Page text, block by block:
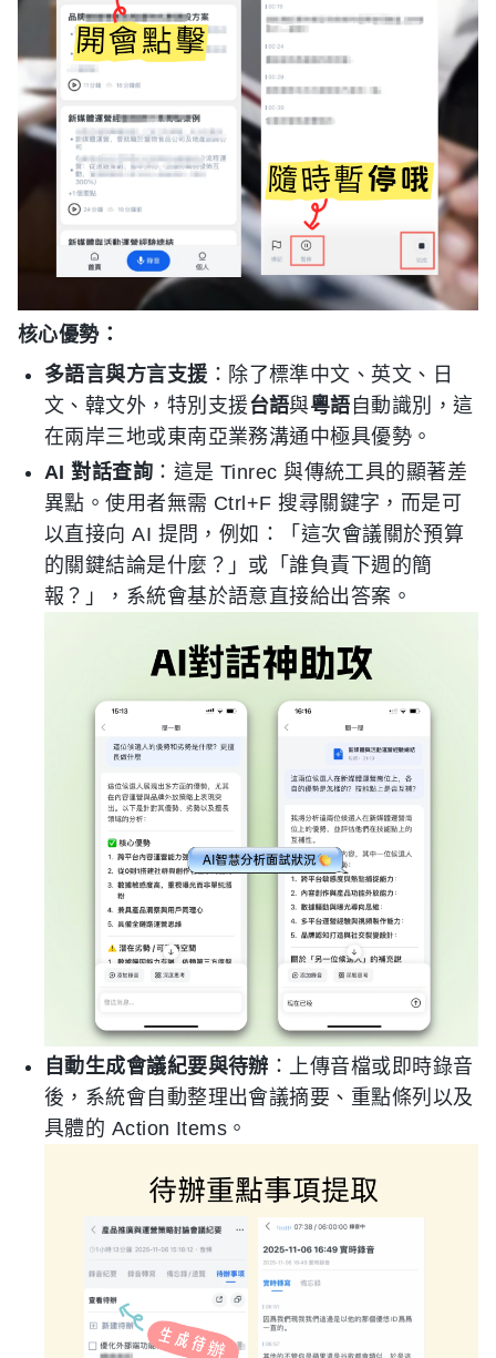
核心優勢：
多語言與方言支援 ：除了標準中文、英文、日
文、韓文外，特別支援台語與粵語 自動識別，這
在兩岸三地或東南亞業務溝通中極具優勢。
AI 對話查詢 ：這是 Tinrec 與傳統工具的顯著差
異點。使用者無需 Ctrl+F 搜尋關鍵字，而是可
以直接向 AI 提問，例如：「這次會議關於預算
的關鍵結論是什麼？」或「誰負責下週的簡
報？」，系統會基於語意直接給出答案。
自動生成會議紀要與待辦 ：上傳音檔或即時錄音
後，系統會自動整理出會議摘要、重點條列以及
具體的 Action Items。